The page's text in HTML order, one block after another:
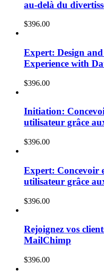
au-delà du
$396.00
Expert: Design
Experience with
$396.00
Initiation:
utilisateur grâce
$396.00
Expert: Concevoir
utilisateur grâce
$396.00
Rejoignez vos
MailChimp
$396.00